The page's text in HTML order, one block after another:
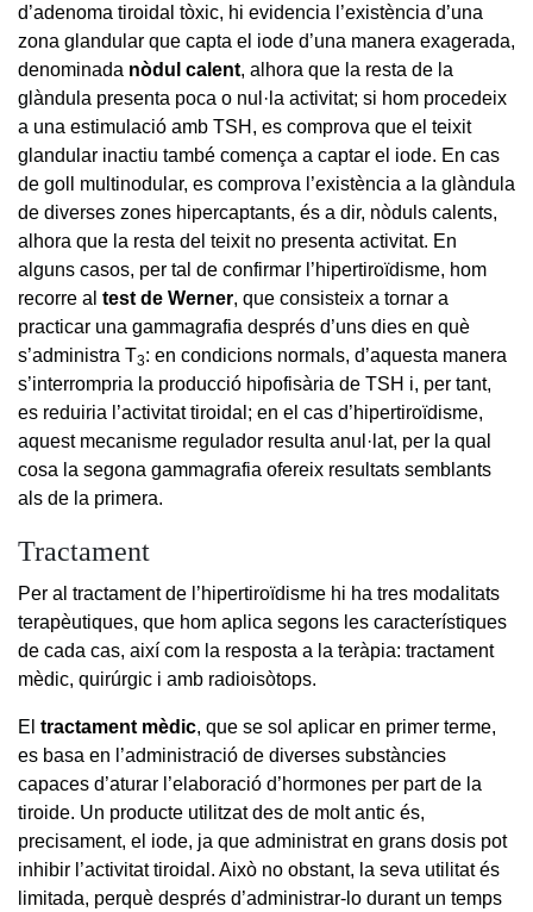
d’adenoma tiroidal tòxic, hi evidencia l’existència d’una
zona glandular que capta el iode d’una manera exagerada,
denominada nòdul calent, alhora que la resta de la
glàndula presenta poca o nul·la activitat; si hom procedeix
a una estimulació amb TSH, es comprova que el teixit
glandular inactiu també comença a captar el iode. En cas
de goll multinodular, es comprova l’existència a la glàndula
de diverses zones hipercaptants, és a dir, nòduls calents,
alhora que la resta del teixit no presenta activitat. En
alguns casos, per tal de confirmar l’hipertiroïdisme, hom
recorre al test de Werner, que consisteix a tornar a
practicar una gammagrafia després d’uns dies en què
s’administra T3: en condicions normals, d’aquesta manera
s’interrompria la producció hipofisària de TSH i, per tant,
es reduiria l’activitat tiroidal; en el cas d’hipertiroïdisme,
aquest mecanisme regulador resulta anul·lat, per la qual
cosa la segona gammagrafia ofereix resultats semblants
als de la primera.
Tractament
Per al tractament de l’hipertiroïdisme hi ha tres modalitats
terapèutiques, que hom aplica segons les característiques
de cada cas, així com la resposta a la teràpia: tractament
mèdic, quirúrgic i amb radioisòtops.
El tractament mèdic, que se sol aplicar en primer terme,
es basa en l’administració de diverses substàncies
capaces d’aturar l’elaboració d’hormones per part de la
tiroide. Un producte utilitzat des de molt antic és,
precisament, el iode, ja que administrat en grans dosis pot
inhibir l’activitat tiroidal. Això no obstant, la seva utilitat és
limitada, perquè després d’administrar-lo durant un temps